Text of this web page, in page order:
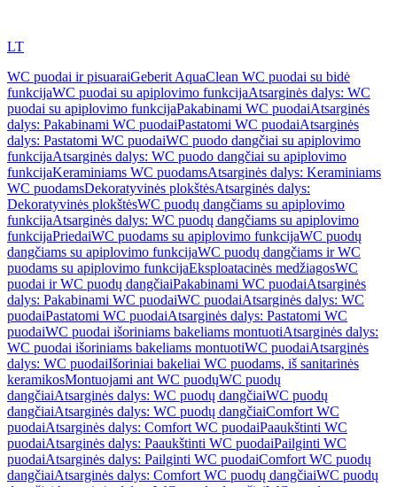
LT
WC puodai ir pisuaraiGeberit AquaClean WC puodai su bidė
funkcijaWC puodai su apiplovimo funkcijaAtsarginės dalys: WC
puodai su apiplovimo funkcijaPakabinami WC puodaiAtsarginės
dalys: Pakabinami WC puodaiPastatomi WC puodaiAtsarginės
dalys: Pastatomi WC puodaiWC puodo dangčiai su apiplovimo
funkcijaAtsarginės dalys: WC puodo dangčiai su apiplovimo
funkcijaKeraminiams WC puodamsAtsarginės dalys: Keraminiams
WC puodamsDekoratyvinės plokštėsAtsarginės dalys:
Dekoratyvinės plokštėsWC puodų dangčiams su apiplovimo
funkcijaAtsarginės dalys: WC puodų dangčiams su apiplovimo
funkcijaPriedaiWC puodams su apiplovimo funkcijaWC puodų
dangčiams su apiplovimo funkcijaWC puodų dangčiams ir WC
puodams su apiplovimo funkcijaEksploatacinės medžiagosWC
puodai ir WC puodų dangčiaiPakabinami WC puodaiAtsarginės
dalys: Pakabinami WC puodaiWC puodaiAtsarginės dalys: WC
puodaiPastatomi WC puodaiAtsarginės dalys: Pastatomi WC
puodaiWC puodai išoriniams bakeliams montuotiAtsarginės dalys:
WC puodai išoriniams bakeliams montuotiWC puodaiAtsarginės
dalys: WC puodaiIšoriniai bakeliai WC puodams, iš sanitarinės
keramikosMontuojami ant WC puodųWC puodų
dangčiaiAtsarginės dalys: WC puodų dangčiaiWC puodų
dangčiaiAtsarginės dalys: WC puodų dangčiaiComfort WC
puodaiAtsarginės dalys: Comfort WC puodaiPaaukštinti WC
puodaiAtsarginės dalys: Paaukštinti WC puodaiPailginti WC
puodaiAtsarginės dalys: Pailginti WC puodaiComfort WC puodų
dangčiaiAtsarginės dalys: Comfort WC puodų dangčiaiWC puodų